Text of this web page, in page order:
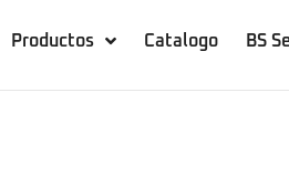
Productos Catalogo BS